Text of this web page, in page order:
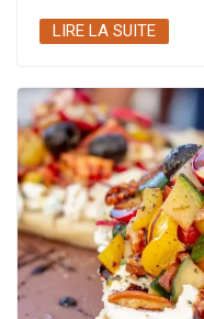
LIRE LA SUITE